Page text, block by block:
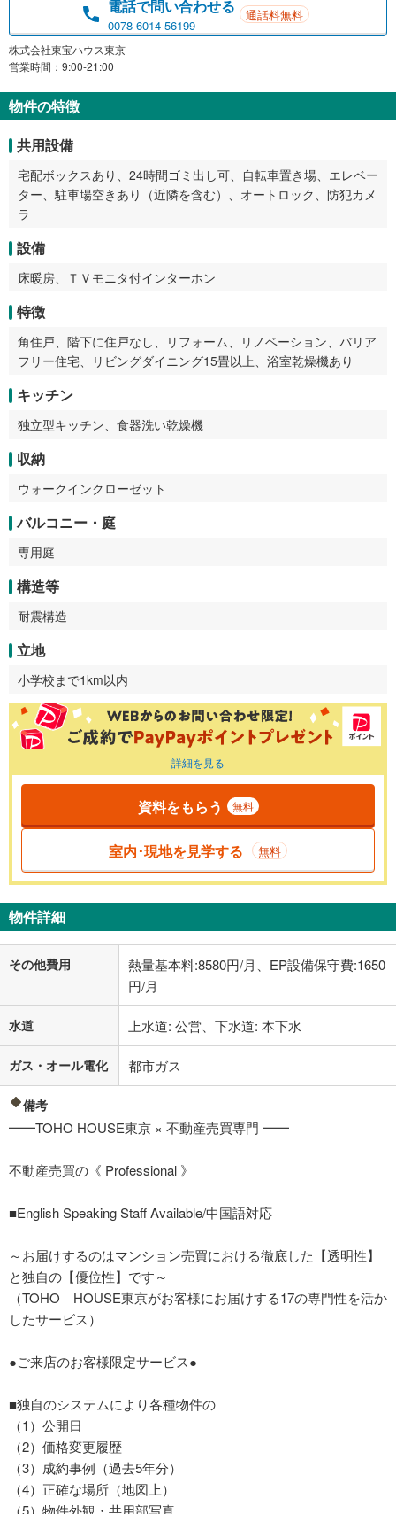
電話で問い合わせる
0078-6014-56199
通話料無料
株式会社東宝ハウス東京
営業時間：9:00-21:00
物件の特徴
共用設備
宅配ボックスあり、24時間ゴミ出し可、自転車置き場、エレベー
ター、駐車場空きあり（近隣を含む）、オートロック、防犯カメ
ラ
設備
床暖房、ＴＶモニタ付インターホン
特徴
角住戸、階下に住戸なし、リフォーム、リノベーション、バリア
フリー住宅、リビングダイニング15畳以上、浴室乾燥機あり
キッチン
独立型キッチン、食器洗い乾燥機
収納
ウォークインクローゼット
バルコニー・庭
専用庭
構造等
耐震構造
立地
小学校まで1km以内
詳細を見る
資料をもらう 無料
室内･現地を見学する 無料
物件詳細
その他費用
熱量基本料:8580円/月、EP設備保守費:1650
円/月
水道 上水道: 公営、下水道: 本下水
ガス・オール電化 都市ガス
備考
━━TOHO HOUSE東京 × 不動産売買専門 ━━
不動産売買の《 Professional 》
■English Speaking Staff Available/中国語対応
～お届けするのはマンション売買における徹底した【透明性】
と独自の【優位性】です～
（TOHO HOUSE東京がお客様にお届けする17の専門性を活か
したサービス）
●ご来店のお客様限定サービス●
■独自のシステムにより各種物件の
（1）公開日
（2）価格変更履歴
（3）成約事例（過去5年分）
（4）正確な場所（地図上）